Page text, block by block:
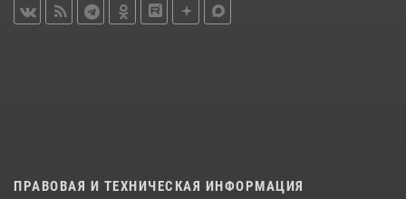
ПРАВОВАЯ И ТЕХНИЧЕСКАЯ ИНФОРМАЦИЯ